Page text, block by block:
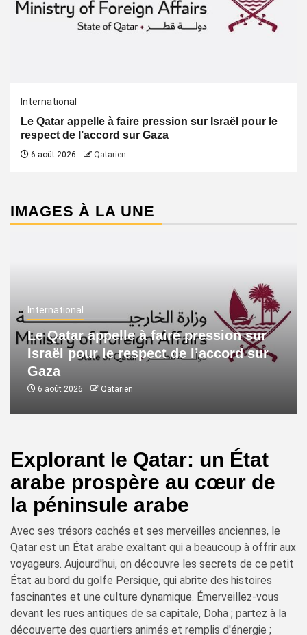
International
Le Qatar appelle à faire pression sur Israël pour le
respect de l’accord sur Gaza
6 août 2026 Qatarien
IMAGES À LA UNE
International
Le Qatar appelle à faire pression sur
Israël pour le respect de l’accord sur
Gaza
6 août 2026 Qatarien
Explorant le Qatar: un État
arabe prospère au cœur de
la péninsule arabe
Avec ses trésors cachés et ses merveilles anciennes, le
Qatar est un État arabe exaltant qui a beaucoup à offrir aux
voyageurs. Aujourd'hui, on découvre les secrets de ce petit
État au bord du golfe Persique, qui abrite des histoires
fascinantes et une culture dynamique. Émerveillez-vous
devant les rues antiques de sa capitale, Doha ; partez à la
découverte des quartiers animés et remplis d'énergie ;